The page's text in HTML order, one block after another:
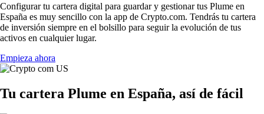
Configurar tu cartera digital para guardar y gestionar tus Plume en
España es muy sencillo con la app de Crypto.com. Tendrás tu cartera
de inversión siempre en el bolsillo para seguir la evolución de tus
activos en cualquier lugar.
Empieza ahora
Tu cartera Plume en España, así de fácil